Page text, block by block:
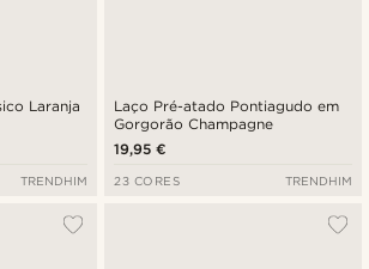
Laranja
TRENDHIM
Laço Pré-atado Pontiagudo em
Gorgorão Champagne
19,95 €
23 CORES TRENDHIM